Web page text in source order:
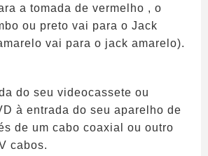
a tomada de vermelho , o
ou preto vai para o Jack
vai para o jack amarelo).
do seu videocassete ou
à entrada do seu aparelho de
de um cabo coaxial ou outro
cabos.